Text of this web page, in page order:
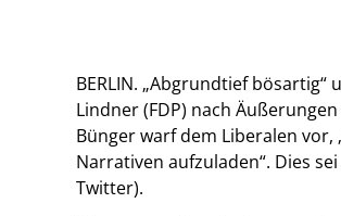
BERLIN. „Abgrundtief
Lindner (FDP) nach
Bünger warf dem Liberalen
Narrativen aufzuladen“. Dies
Twitter).